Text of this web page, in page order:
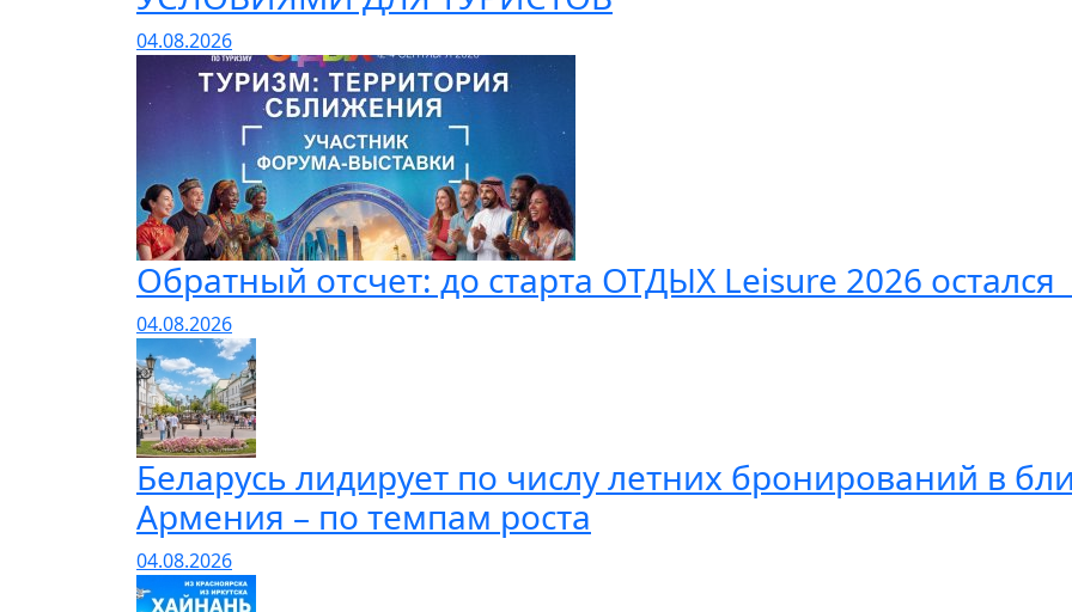
04.08.2026
Обратный отсчет: до старта ОТДЫХ Leisure 2026
04.08.2026
Беларусь лидирует по числу летних бронирований в
Армения – по темпам роста
04.08.2026